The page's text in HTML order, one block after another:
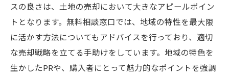
スの良さは、土地の売却において大きなアピールポイン
トとなります。無料相談窓口では、地域の特性を最大限
に活かす方法についてもアドバイスを行っており、適切
な売却戦略を立てる手助けをしています。地域の特色を
生かしたPRや、購入者にとって魅力的なポイントを強調